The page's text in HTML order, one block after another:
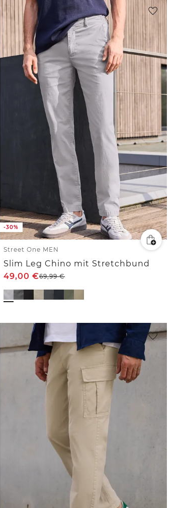
-30%
Street One MEN
Slim Leg Chino mit Stretchbund
49,00€69,99€